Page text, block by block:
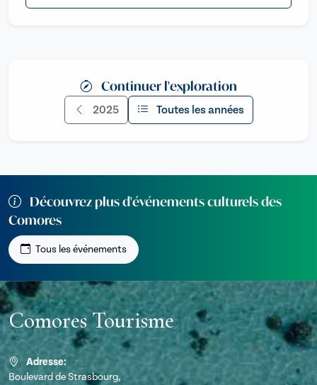
Continuer l'exploration
2025 Toutes les années
Découvrez plus d'événements culturels des
Comores
Tous les événements
Comores Tourisme
Adresse:
Boulevard de Strasbourg,